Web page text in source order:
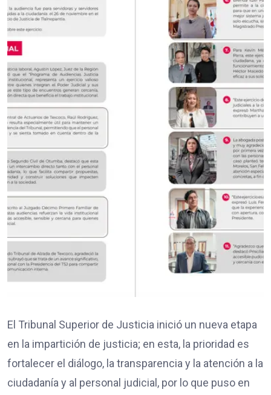
El Tribunal Superior de Justicia inició un nueva etapa
en la impartición de justicia; en esta, la prioridad es
fortalecer el diálogo, la transparencia y la atención a la
ciudadanía y al personal judicial, por lo que puso en